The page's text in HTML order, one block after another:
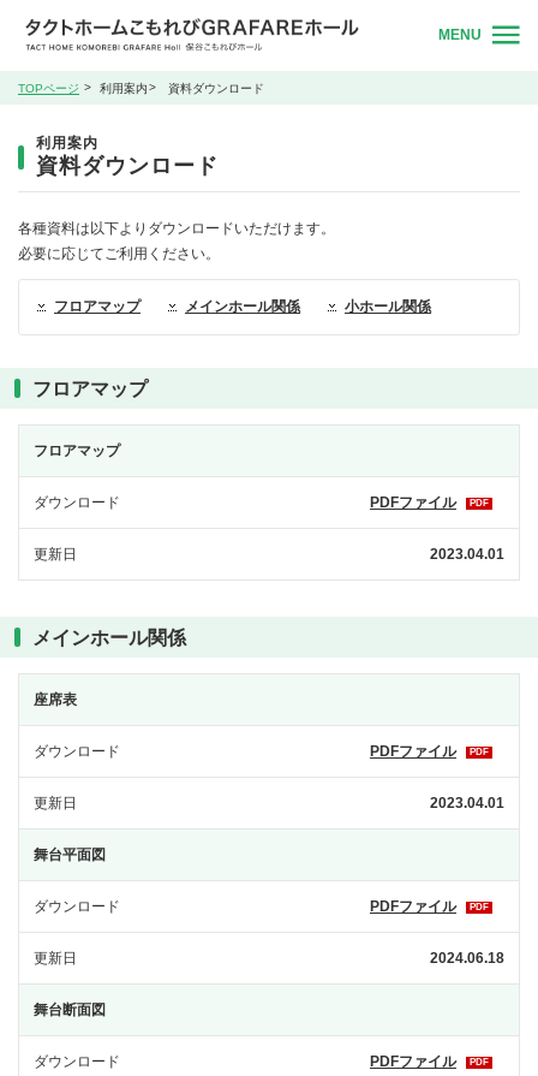
MENU
TOPページ 利用案内 資料ダウンロード
利用案内
資料ダウンロード
各種資料は以下よりダウンロードいただけます。
必要に応じてご利用ください。
フロアマップ メインホール関係 小ホール関係
フロアマップ
フロアマップ
ダウンロード PDFファイル PDF
更新日 2023.04.01
メインホール関係
座席表
ダウンロード PDFファイル PDF
更新日 2023.04.01
舞台平面図
ダウンロード PDFファイル PDF
更新日 2024.06.18
舞台断面図
ダウンロード PDFファイル PDF